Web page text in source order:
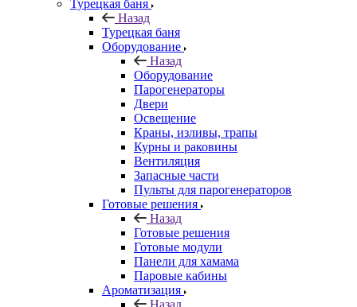
Турецкая баня
Назад
Турецкая баня
Оборудование
Назад
Оборудование
Парогенераторы
Двери
Освещение
Краны, изливы, трапы
Курны и раковины
Вентиляция
Запасные части
Пульты для парогенераторов
Готовые решения
Назад
Готовые решения
Готовые модули
Панели для хамама
Паровые кабины
Ароматизация
Назад